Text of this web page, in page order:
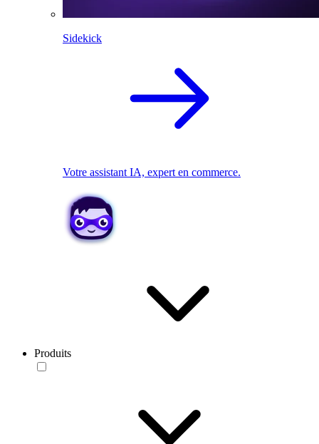
Sidekick
Votre assistant IA, expert en commerce.
Produits